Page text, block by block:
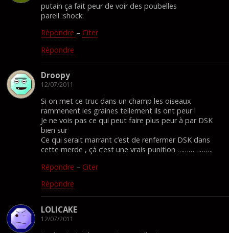
putain ça fait peur de voir des poubelles
pareil :shock:
Répondre – Citer
Répondre
Droopy
12/07/2011
Si on met ce truc dans un champ les oiseaux
rammenent les graines tellement ils ont peur !
Je ne vois pas ce qui peut faire plus peur à par DSK
bien sur
Ce qui serait marrant c’est de renfermer DSK dans
cette merde , çà c’est une vrais punition ……………….
Répondre – Citer
Répondre
LOLICAKE
12/07/2011